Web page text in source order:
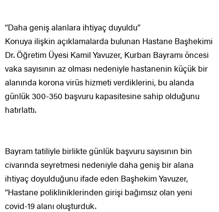
“Daha geniş alanlara ihtiyaç duyuldu”
Konuya ilişkin açıklamalarda bulunan Hastane Başhekimi
Dr. Öğretim Üyesi Kamil Yavuzer, Kurban Bayramı öncesi
vaka sayısının az olması nedeniyle hastanenin küçük bir
alanında korona virüs hizmeti verdiklerini, bu alanda
günlük 300-350 başvuru kapasitesine sahip olduğunu
hatırlattı.
Bayram tatiliyle birlikte günlük başvuru sayısının bin
civarında seyretmesi nedeniyle daha geniş bir alana
ihtiyaç doyulduğunu ifade eden Başhekim Yavuzer,
“Hastane polikliniklerinden girişi bağımsız olan yeni
covid-19 alanı oluşturduk.